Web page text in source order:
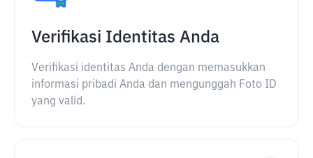
Verifikasi Identitas Anda
Verifikasi identitas Anda dengan memasukkan
informasi pribadi Anda dan mengunggah Foto ID
yang valid.